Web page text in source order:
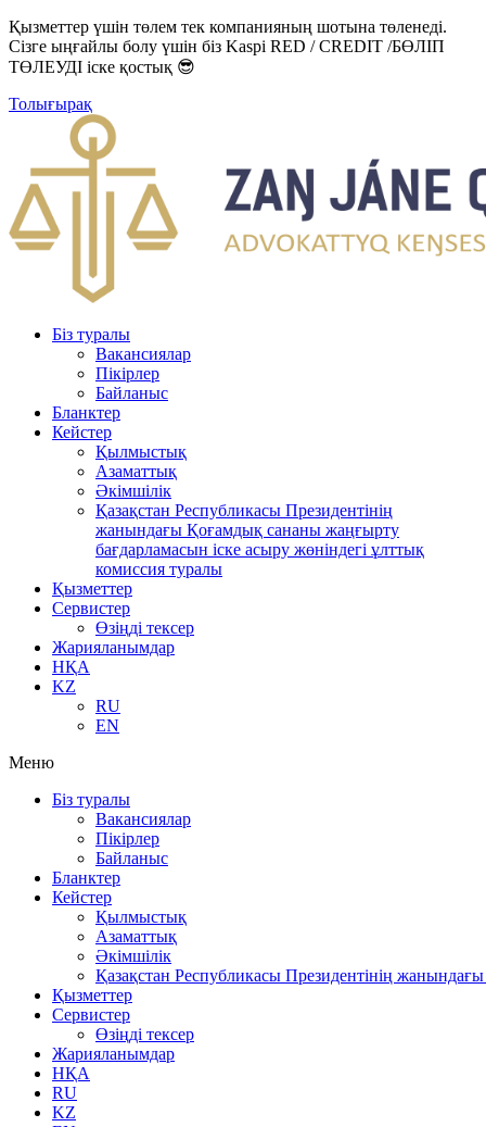
Қызметтер үшін төлем тек компанияның шотына төленеді.
Сізге ыңғайлы болу үшін біз Kaspi RED / CREDIT /БӨЛІП
ТӨЛЕУДІ іске қостық 😎
Толығырақ
Біз туралы
Вакансиялар
Пікірлер
Байланыс
Бланктер
Кейстер
Қылмыстық
Азаматтық
Әкімшілік
Қазақстан Республикасы Президентінің
жанындағы Қоғамдық сананы жаңғырту
бағдарламасын іске асыру жөніндегі ұлттық
комиссия туралы
Қызметтер
Сервистер
Өзіңді тексер
Жарияланымдар
НҚА
KZ
RU
EN
Меню
Біз туралы
Вакансиялар
Пікірлер
Байланыс
Бланктер
Кейстер
Қылмыстық
Азаматтық
Әкімшілік
Қазақстан Республикасы Президентінің
Қызметтер
Сервистер
Өзіңді тексер
Жарияланымдар
НҚА
RU
KZ